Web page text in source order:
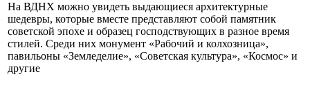
На ВДНХ можно увидеть выдающиеся архитектурные
шедевры, которые вместе представляют собой памятник
советской эпохе и образец господствующих в разное время
стилей. Среди них монумент «Рабочий и колхозница»,
павильоны «Земледелие», «Советская культура», «Космос» и
другие